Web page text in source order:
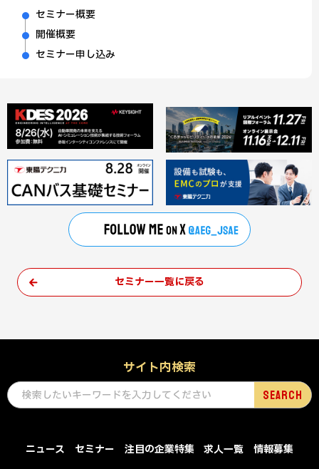
セミナー概要
開催概要
セミナー申し込み
セミナー一覧に戻る
サイト内検索
ニュース セミナー 注目の企業特集 求人一覧
情報募集